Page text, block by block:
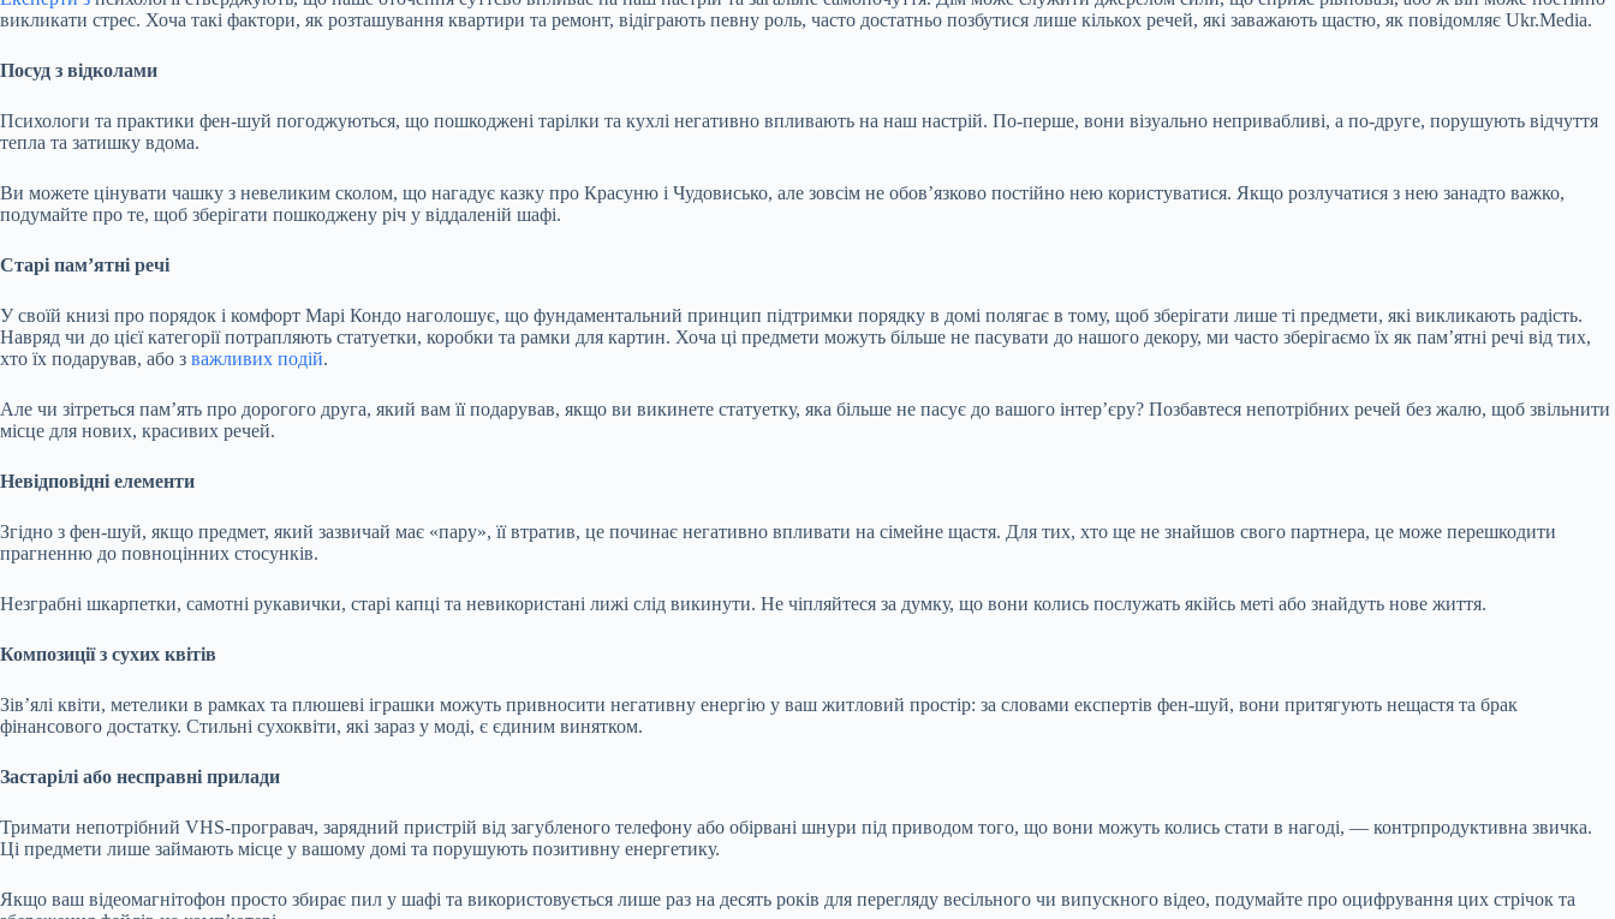
викликати стрес. Хоча такі фактори, як розташування квартири та ремонт, відіграють певну роль, часто достатньо позбутися лише кількох речей, які заважають щастю, як повідомляє Ukr.Media.
Посуд з відколами
Психологи та практики фен-шуй погоджуються, що пошкоджені тарілки та кухлі негативно впливають на наш настрій. По-перше, вони візуально непривабливі, а по-друге, порушують відчуття
тепла та затишку вдома.
Ви можете цінувати чашку з невеликим сколом, що нагадує казку про Красуню і Чудовисько, але зовсім не обов’язково постійно нею користуватися. Якщо розлучатися з нею занадто важко,
подумайте про те, щоб зберігати пошкоджену річ у віддаленій шафі.
Старі пам’ятні речі
У своїй книзі про порядок і комфорт Марі Кондо наголошує, що фундаментальний принцип підтримки порядку в домі полягає в тому, щоб зберігати лише ті предмети, які викликають радість.
Навряд чи до цієї категорії потрапляють статуетки, коробки та рамки для картин. Хоча ці предмети можуть більше не пасувати до нашого декору, ми часто зберігаємо їх як пам’ятні речі від тих,
хто їх подарував, або з важливих подій.
Але чи зітреться пам’ять про дорогого друга, який вам її подарував, якщо ви викинете статуетку, яка більше не пасує до вашого інтер’єру? Позбавтеся непотрібних речей без жалю, щоб звільнити
місце для нових, красивих речей.
Невідповідні елементи
Згідно з фен-шуй, якщо предмет, який зазвичай має «пару», її втратив, це починає негативно впливати на сімейне щастя. Для тих, хто ще не знайшов свого партнера, це може перешкодити
прагненню до повноцінних стосунків.
Незграбні шкарпетки, самотні рукавички, старі капці та невикористані лижі слід викинути. Не чіпляйтеся за думку, що вони колись послужать якійсь меті або знайдуть нове життя.
Композиції з сухих квітів
Зів’ялі квіти, метелики в рамках та плюшеві іграшки можуть привносити негативну енергію у ваш житловий простір: за словами експертів фен-шуй, вони притягують нещастя та брак
фінансового достатку. Стильні сухоквіти, які зараз у моді, є єдиним винятком.
Застарілі або несправні прилади
Тримати непотрібний VHS-програвач, зарядний пристрій від загубленого телефону або обірвані шнури під приводом того, що вони можуть колись стати в нагоді, — контрпродуктивна звичка.
Ці предмети лише займають місце у вашому домі та порушують позитивну енергетику.
Якщо ваш відеомагнітофон просто збирає пил у шафі та використовується лише раз на десять років для перегляду весільного чи випускного відео, подумайте про оцифрування цих стрічок та